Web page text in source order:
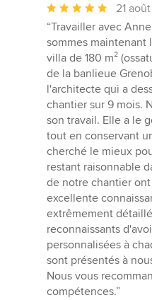
Note
moyenne
:
5
étoiles
sur
5
21
“Travailler avec
sommes maintenant
villa de 180 m²
de la banlieue
l'architecte qui a
chantier sur 9 mois.
son travail. Elle a le
tout en conservant
cherché le mieux
restant raisonnable
de notre chantier
excellente
extrêmement
reconnaissants
personnalisées à
sont présentés à
Nous vous
compétences.”